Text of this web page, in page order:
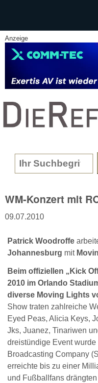
Anzeige
Search form
WM-Konzert mit
09.07.2010
Patrick Woodroffe
Johannesburg mit
Beim offiziellen „Kick
2010 im Orlando
diverse Moving Lights
Show traten zahlreiche
Eyed Peas, Alicia Keys,
Jks, Juanez, Tinariwen
dreistündige Event
Broadcasting Company
erreichte bis zu einer
und Fußballfans